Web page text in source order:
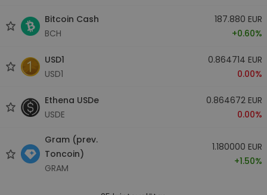
Bitcoin Cash
BCH
187.880 EUR
+0.60%
USD1
USD1
0.864714 EUR
0.00%
Ethena USDe
USDE
0.864672 EUR
0.00%
Gram (prev.
Toncoin)
GRAM
1.180000 EUR
+1.50%